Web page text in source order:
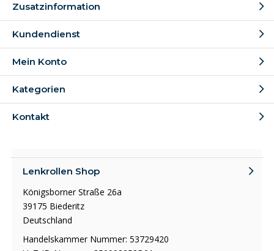
Zusatzinformation
Kundendienst
Mein Konto
Kategorien
Kontakt
Lenkrollen Shop
Königsborner Straße 26a
39175 Biederitz
Deutschland
Handelskammer Nummer: 53729420